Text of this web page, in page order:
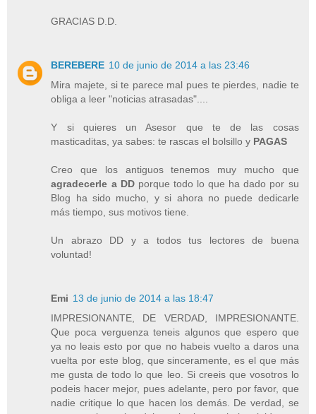
GRACIAS D.D.
BEREBERE 10 de junio de 2014 a las 23:46
Mira majete, si te parece mal pues te pierdes, nadie te
obliga a leer "noticias atrasadas"....
Y si quieres un Asesor que te de las cosas
masticaditas, ya sabes: te rascas el bolsillo y PAGAS
Creo que los antiguos tenemos muy mucho que
agradecerle a DDporque todo lo que ha dado por su
Blog ha sido mucho, y si ahora no puede dedicarle
más tiempo, sus motivos tiene.
Un abrazo DD y a todos tus lectores de buena
voluntad!
Emi 13 de junio de 2014 a las 18:47
IMPRESIONANTE, DE VERDAD, IMPRESIONANTE.
Que poca verguenza teneis algunos que espero que
ya no leais esto por que no habeis vuelto a daros una
vuelta por este blog, que sinceramente, es el que más
me gusta de todo lo que leo. Si creeis que vosotros lo
podeis hacer mejor, pues adelante, pero por favor, que
nadie critique lo que hacen los demás. De verdad, se